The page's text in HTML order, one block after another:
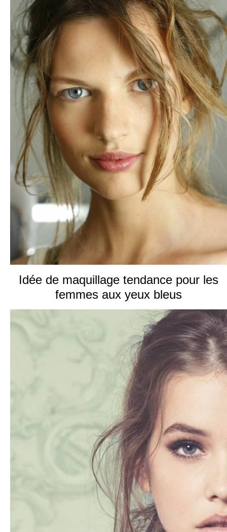
Idée de maquillage tendance pour les
femmes aux yeux bleus